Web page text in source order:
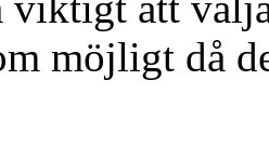
möjligt då